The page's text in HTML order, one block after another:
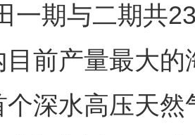
一期与二期共
目前产量最大的
个深水高压天